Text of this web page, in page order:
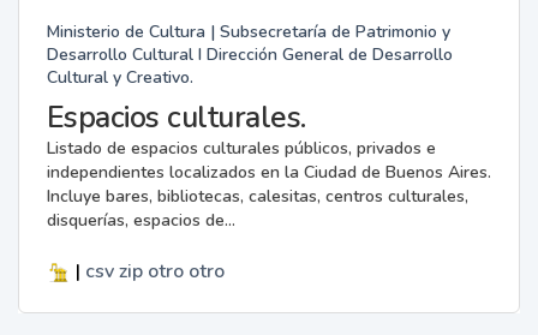
Ministerio de Cultura | Subsecretaría de Patrimonio y
Desarrollo Cultural I Dirección General de Desarrollo
Cultural y Creativo.
Espacios culturales.
Listado de espacios culturales públicos, privados e
independientes localizados en la Ciudad de Buenos Aires.
Incluye bares, bibliotecas, calesitas, centros culturales,
disquerías, espacios de...
| csv zip otro otro